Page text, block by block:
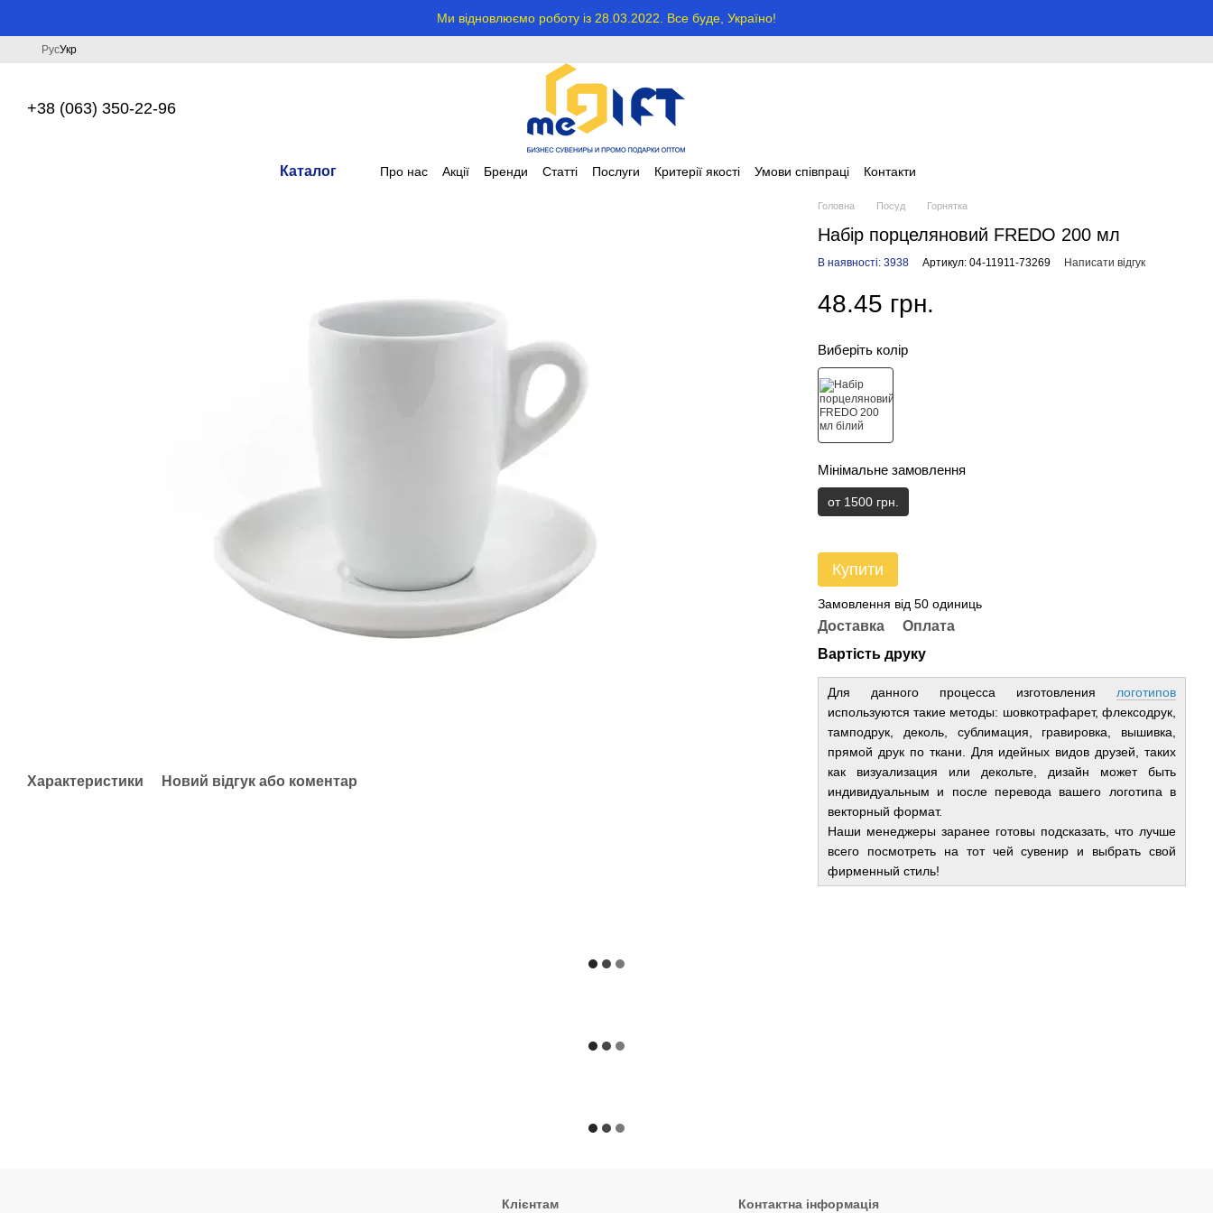
Ми відновлюємо роботу із 28.03.2022. Все буде, Україно!
РусУкр
+38 (063) 350-22-96
Каталог Про нас Акції Бренди Статті Послуги Критерії якості Умови співпраці Контакти
Характеристики Новий відгук або коментар
Головна Посуд Горнятка
Набір порцеляновий FREDO 200 мл
В наявності: 3938 Артикул: 04-11911-73269 Написати відгук
48.45 грн.
Виберіть колір
Мінімальне замовлення
от 1500 грн.
Купити
Замовлення від 50 одиниць
Доставка
Оплата
Вартість друку
Для данного процесса изготовления логотипов
используются такие методы: шовкотрафарет, флексодрук,
тамподрук, деколь, сублимация, гравировка, вышивка,
прямой друк по ткани. Для идейных видов друзей, таких
как визуализация или декольте, дизайн может быть
индивидуальным и после перевода вашего логотипа в
векторный формат.
Наши менеджеры заранее готовы подсказать, что лучше
всего посмотреть на тот чей сувенир и выбрать свой
фирменный стиль!
Клієнтам Контактна інформація